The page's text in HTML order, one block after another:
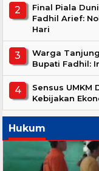
Final Piala
Fadhil Arief:
Hari
Warga
Bupati Fadhil:
Sensus UMKM
Kebijakan
Hukum